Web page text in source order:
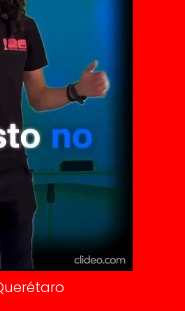
Universal
Vive USA
Clase
10 sports
Oportuno